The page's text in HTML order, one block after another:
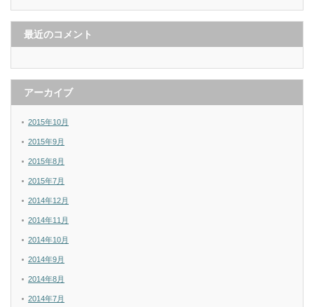
最近のコメント
アーカイブ
2015年10月
2015年9月
2015年8月
2015年7月
2014年12月
2014年11月
2014年10月
2014年9月
2014年8月
2014年7月